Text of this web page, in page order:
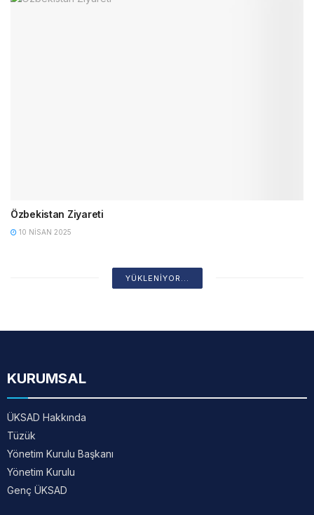
Özbekistan Ziyareti
10 NISAN 2025
YÜKLENIYOR...
KURUMSAL
ÜKSAD Hakkında
Tüzük
Yönetim Kurulu Başkanı
Yönetim Kurulu
Genç ÜKSAD